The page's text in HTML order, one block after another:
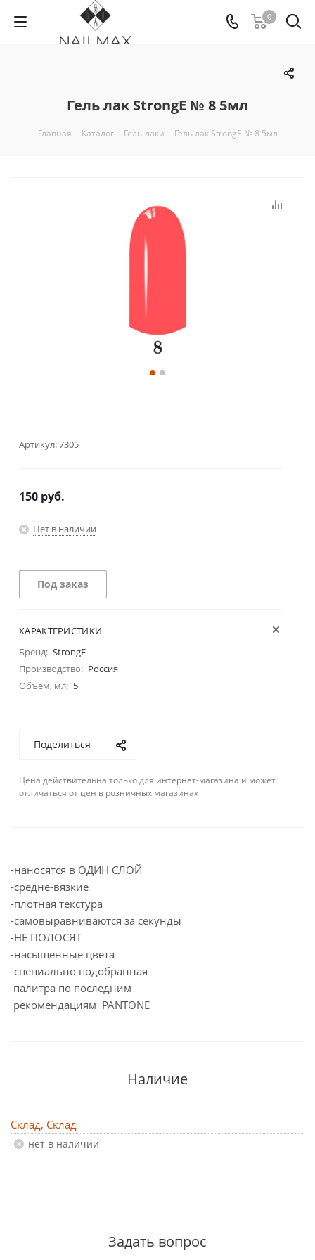
0
Гель лак StrongE № 8 5мл
Главная - Каталог - Гель-лаки - Гель лак StrongE № 8 5мл
Артикул:7305
150 руб.
Нет в наличии
Под заказ
ХАРАКТЕРИСТИКИ
Бренд: StrongE
Производство: Россия
Объем, мл: 5
Поделиться
Цена действительна только для интернет-магазина и может
отличаться от цен в розничных магазинах
-наносятся в ОДИН СЛОЙ
-cредне-вязкие
-плотная текстура
-самовыравниваются за секунды
-НЕ ПОЛОСЯТ
-насыщенные цвета
-специально подобранная
палитра по последним
рекомендациям PANTONE
Наличие
Склад, Склад
Нет в наличии
Задать вопрос